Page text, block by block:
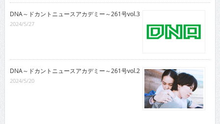
DNA～ドカントニュースアカデミー～261号vol.3
2024/5/27
DNA～ドカントニュースアカデミー～261号vol.2
2024/5/20